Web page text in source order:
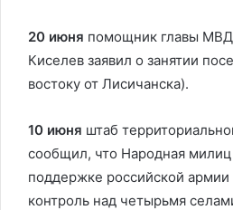
20 июня помощник главы
Киселев заявил о занятии
востоку от Лисичанска).
10 июня штаб
сообщил, что Народная
поддержке российской
контроль над четырьмя